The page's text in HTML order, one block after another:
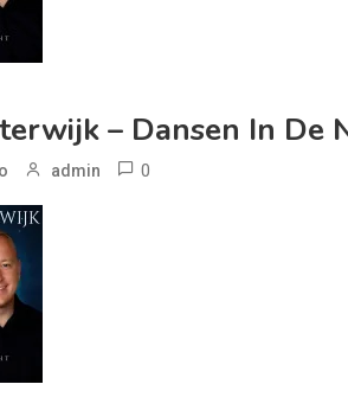
– Dansen In De
admin 0